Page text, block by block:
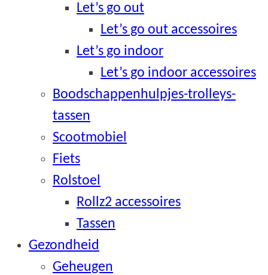
Let’s go out
Let’s go out accessoires
Let’s go indoor
Let’s go indoor accessoires
Boodschappenhulpjes-trolleys-
tassen
Scootmobiel
Fiets
Rolstoel
Rollz2 accessoires
Tassen
Gezondheid
Geheugen